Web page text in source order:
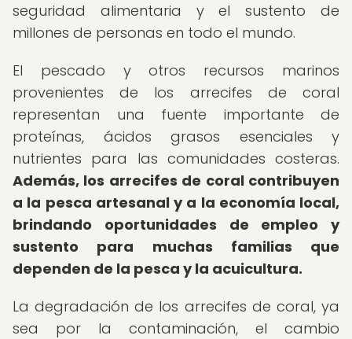
seguridad alimentaria y el sustento de
millones de personas en todo el mundo.
El pescado y otros recursos marinos
provenientes de los arrecifes de coral
representan una fuente importante de
proteínas, ácidos grasos esenciales y
nutrientes para las comunidades costeras.
Además, los arrecifes de coral contribuyen
a la pesca artesanal y a la economía local,
brindando oportunidades de empleo y
sustento para muchas familias que
dependen de la pesca y la acuicultura.
La degradación de los arrecifes de coral, ya
sea por la contaminación, el cambio